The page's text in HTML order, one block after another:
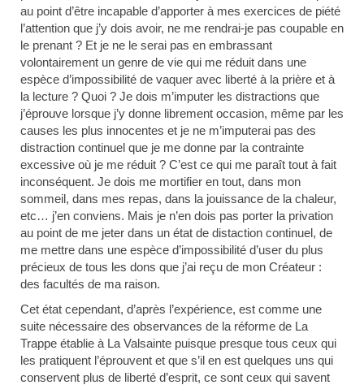
au point d’être incapable d’apporter à mes exercices de piété
l’attention que j’y dois avoir, ne me rendrai-je pas coupable en
le prenant ? Et je ne le serai pas en embrassant
volontairement un genre de vie qui me réduit dans une
espèce d’impossibilité de vaquer avec liberté à la prière et à
la lecture ? Quoi ? Je dois m’imputer les distractions que
j’éprouve lorsque j’y donne librement occasion, même par les
causes les plus innocentes et je ne m’imputerai pas des
distraction continuel que je me donne par la contrainte
excessive où je me réduit ? C’est ce qui me paraît tout à fait
inconséquent. Je dois me mortifier en tout, dans mon
sommeil, dans mes repas, dans la jouissance de la chaleur,
etc… j’en conviens. Mais je n’en dois pas porter la privation
au point de me jeter dans un état de distaction continuel, de
me mettre dans une espèce d’impossibilité d’user du plus
précieux de tous les dons que j’ai reçu de mon Créateur :
des facultés de ma raison.
Cet état cependant, d’après l’expérience, est comme une
suite nécessaire des observances de la réforme de La
Trappe établie à La Valsainte puisque presque tous ceux qui
les pratiquent l’éprouvent et que s’il en est quelques uns qui
conservent plus de liberté d’esprit, ce sont ceux qui savent